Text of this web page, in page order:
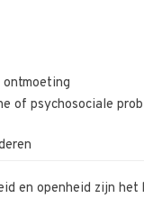
of psychosociale
en openheid zijn het